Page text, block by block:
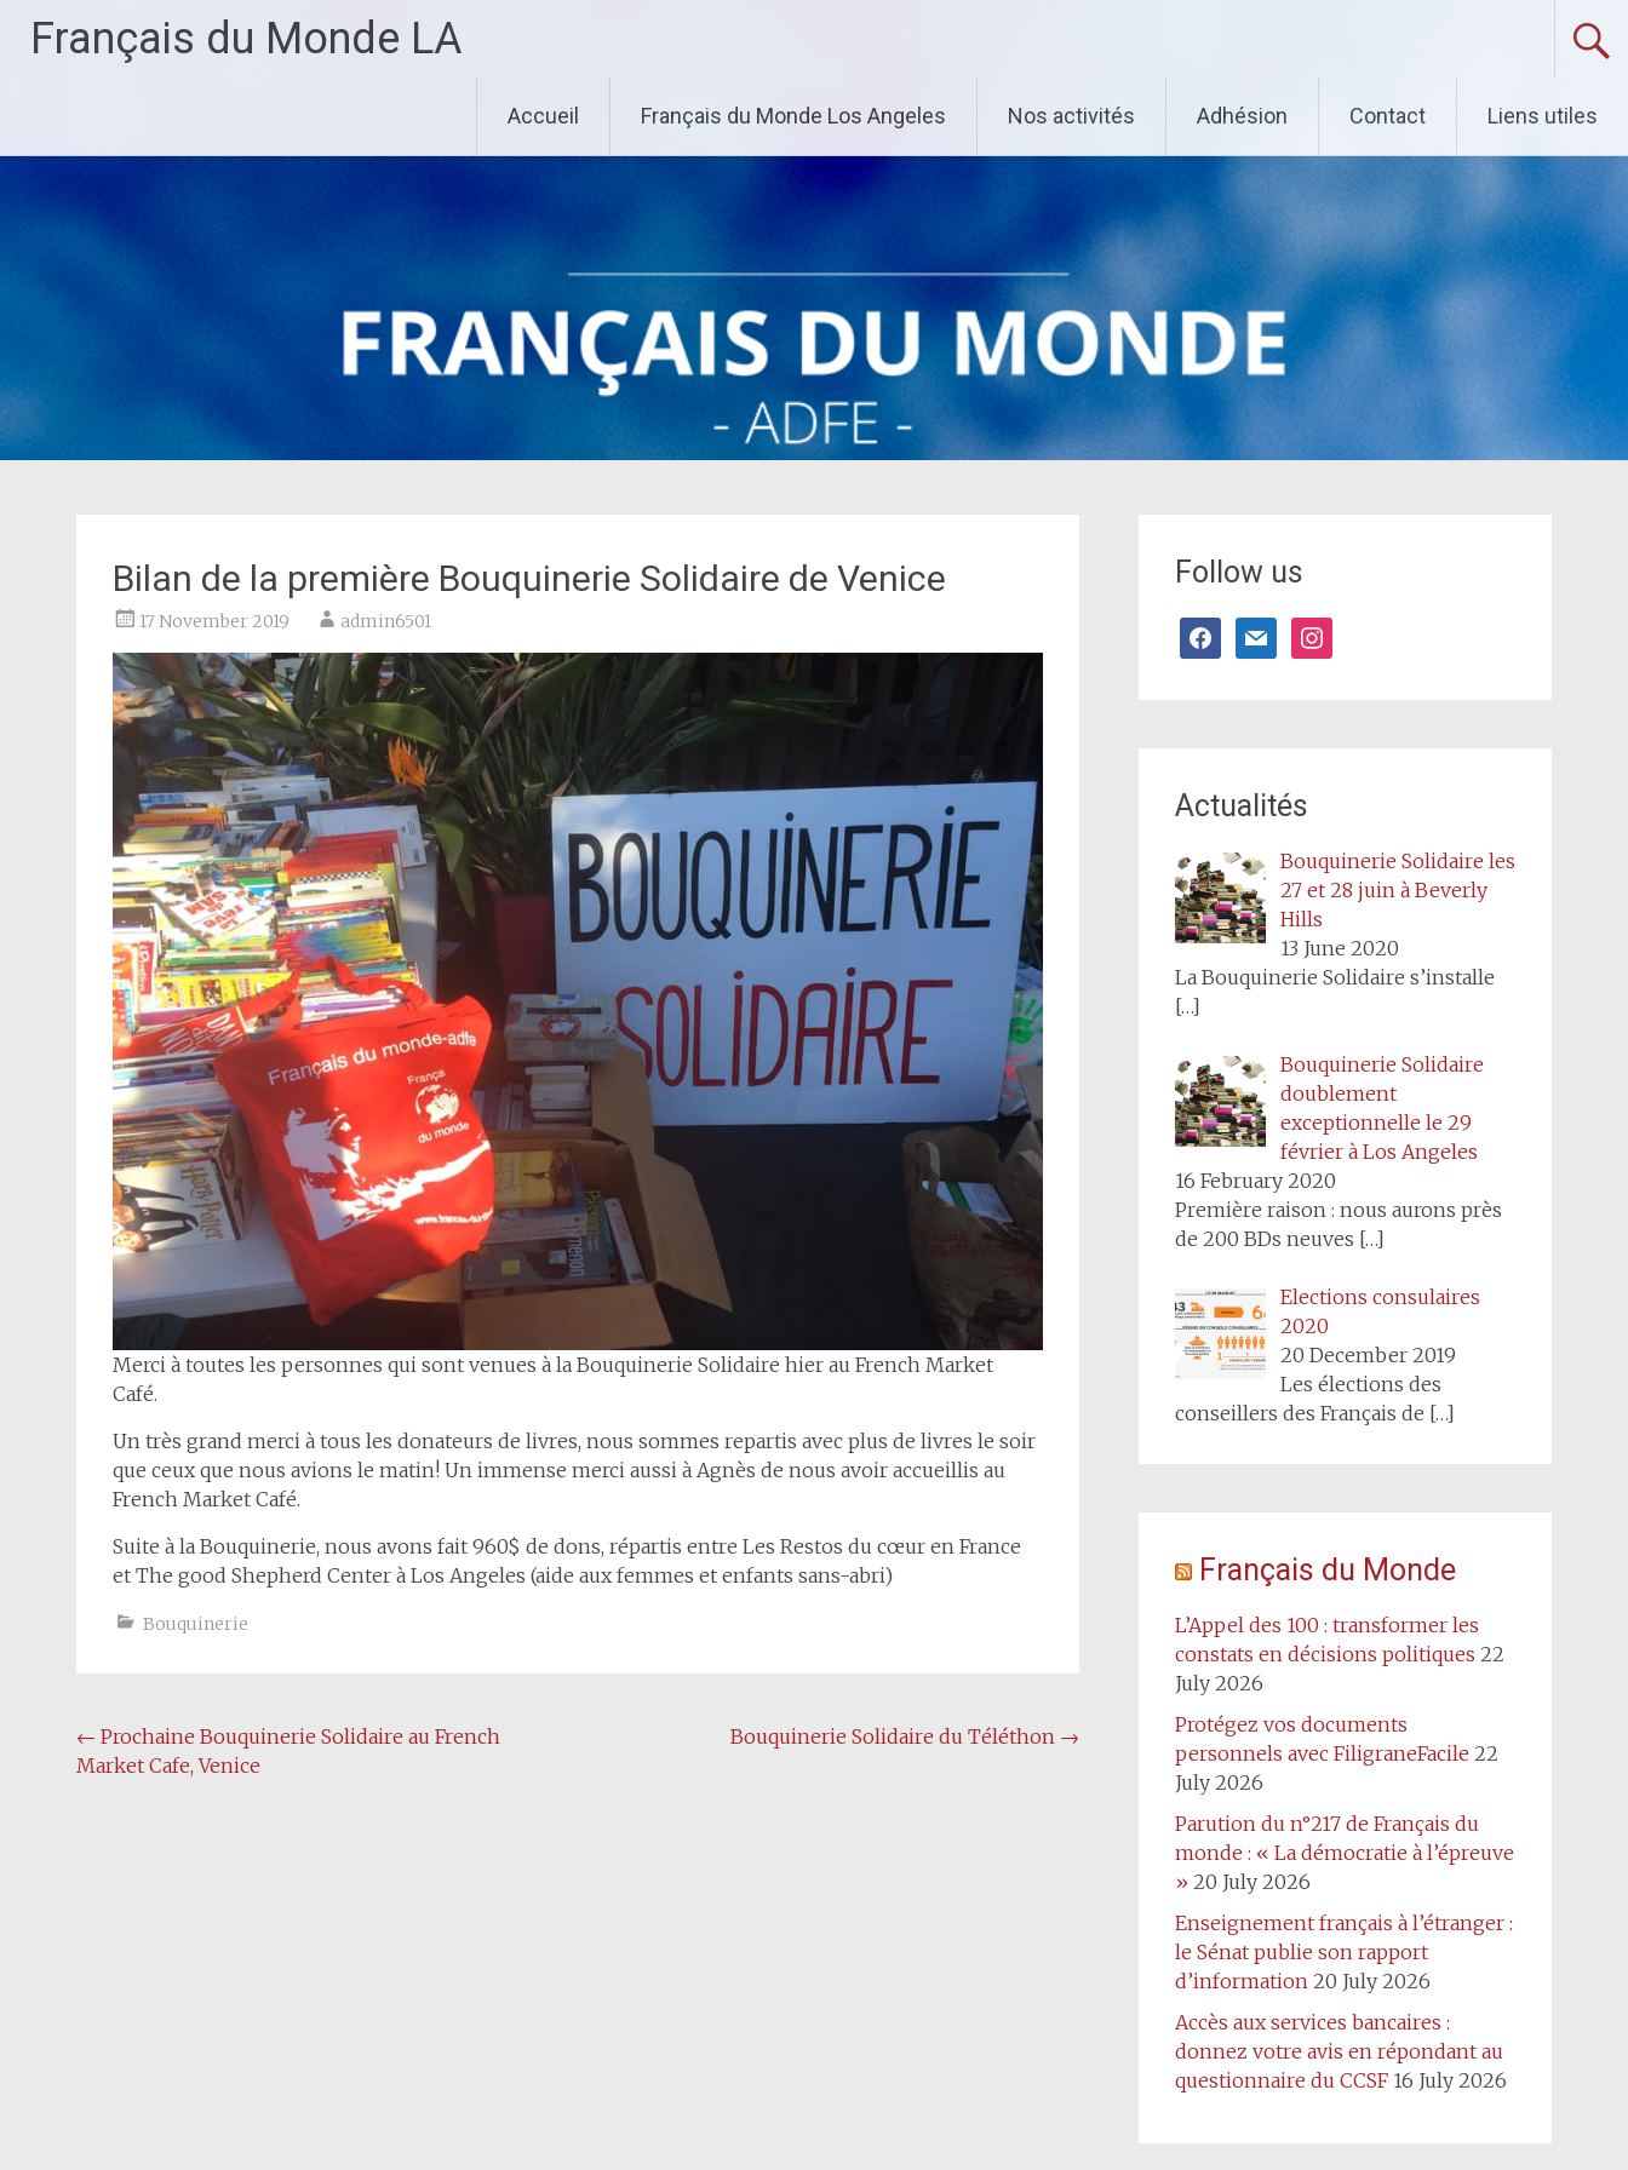
Français du Monde LA
Accueil Français du Monde Los Angeles Nos activités Adhésion Contact Liens utiles
Bilan de la première Bouquinerie Solidaire de Venice
17 November 2019 admin6501
Merci à toutes les personnes qui sont venues à la Bouquinerie Solidaire hier au French Market
Café.
Un très grand merci à tous les donateurs de livres, nous sommes repartis avec plus de livres le soir
que ceux que nous avions le matin! Un immense merci aussi à Agnès de nous avoir accueillis au
French Market Café.
Suite à la Bouquinerie, nous avons fait 960$ de dons, répartis entre Les Restos du cœur en France
et The good Shepherd Center à Los Angeles (aide aux femmes et enfants sans-abri)
Bouquinerie
Post
navigation
← Prochaine Bouquinerie Solidaire au French
Market Cafe, Venice
Bouquinerie Solidaire du Téléthon →
Follow us
facebook
mail instagram
Actualités
Bouquinerie Solidaire les
27 et 28 juin à Beverly
Hills
13 June 2020
La Bouquinerie Solidaire s’installe
[…]
Bouquinerie Solidaire
doublement
exceptionnelle le 29
février à Los Angeles
16 February 2020
Première raison : nous aurons près
de 200 BDs neuves […]
Elections consulaires
2020
20 December 2019
Les élections des
conseillers des Français de […]
Français du Monde
L’Appel des 100 : transformer les
constats en décisions politiques 22
July 2026
Protégez vos documents
personnels avec FiligraneFacile 22
July 2026
Parution du n°217 de Français du
monde : « La démocratie à l’épreuve
» 20 July 2026
Enseignement français à l’étranger :
le Sénat publie son rapport
d’information 20 July 2026
Accès aux services bancaires :
donnez votre avis en répondant au
questionnaire du CCSF 16 July 2026